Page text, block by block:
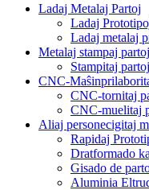
Ladaj Metalaj Partoj
Ladaj
Ladaj metalaj
Metalaj stampaj partoj
Stampitaj partoj
CNC-
CNC-tornitaj
CNC-muelitaj
Aliaj personecigitaj
Rapidaj
Dratformado
Gisado de
Aluminia